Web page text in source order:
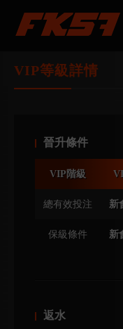
VIP等級詳情
晉升條件
VIP階級
總有效投注 新
保級條件 新
返水